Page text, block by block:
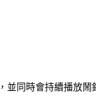
並同時會持續播放